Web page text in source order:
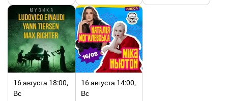
16 августа 18:00,
Вс
16 августа 14:00,
Вс